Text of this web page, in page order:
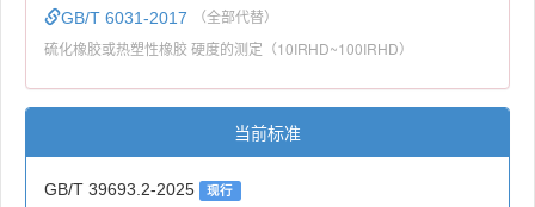
GB/T 6031-2017 （全部代替）
硫化橡胶或热塑性橡胶 硬度的测定（10IRHD~100IRHD）
当前标准
GB/T 39693.2-2025 现行